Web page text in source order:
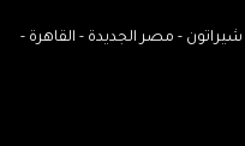
- مصر الجديدة - القاهرة -